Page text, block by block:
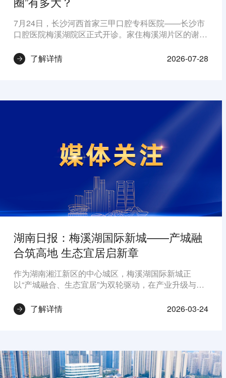
7月24日，长沙河西首家三甲口腔专科医院——长沙市
口腔医院梅溪湖院区正式开诊。家住梅溪湖片区的谢先
牙都得往河东跑，现在家门口就是三甲口腔医院，太方
便了。”
了解详情 2026-07-28
湖南日报：梅溪湖国际新城——产城融
合筑高地 生态宜居启新章
作为湖南湘江新区的中心城区，梅溪湖国际新城正
以“产城融合、生态宜居”为双轮驱动，在产业升级与品
发展新征程从产业集群的持续扩容到品质生活的不断升
级，梅溪湖国际新城正走出一条“以产促城、以城兴
准配套、高效率服务、高质量生态，全力打造长沙产城
融合新高地、健康科创示范区。在产城融合与生态宜居
的双向赋能下，梅溪湖国际新城正以昂扬姿态，书写着
了解详情 2026-03-24